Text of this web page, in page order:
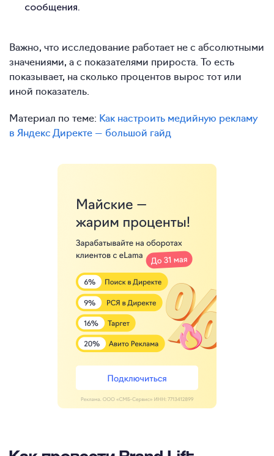
сообщения.
Важно, что исследование работает не с абсолютными
значениями, а с показателями прироста. То есть
показывает, на сколько процентов вырос тот или
иной показатель.
Материал по теме: Как настроить медийную рекламу
в Яндекс Директе — большой гайд